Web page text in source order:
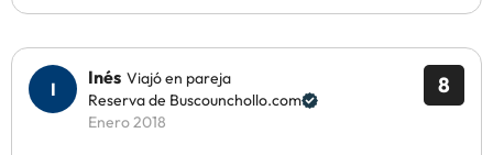
8
Inés Viajó en pareja
Reserva de Buscounchollo.com
Enero 2018